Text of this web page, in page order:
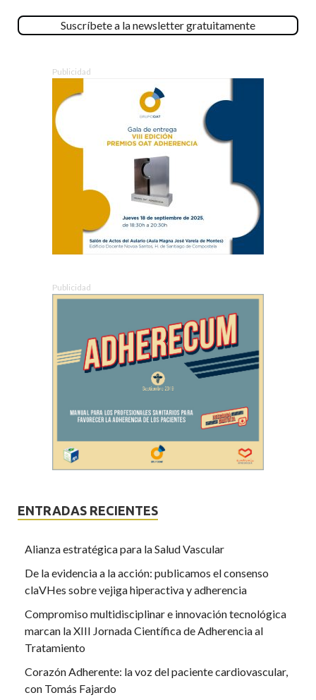
Suscríbete a la newsletter gratuitamente
Publicidad
Publicidad
ENTRADAS RECIENTES
Alianza estratégica para la Salud Vascular
De la evidencia a la acción: publicamos el consenso
claVHes sobre vejiga hiperactiva y adherencia
Compromiso multidisciplinar e innovación tecnológica
marcan la XIII Jornada Científica de Adherencia al
Tratamiento
Corazón Adherente: la voz del paciente cardiovascular,
con Tomás Fajardo